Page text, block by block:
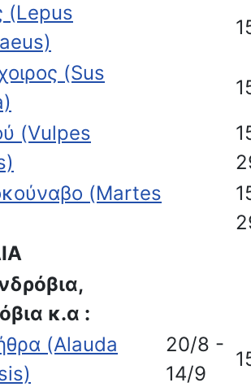
(Lepus
(Sus
(Vulpes
(Martes
κ.α :
(Alauda
20/8 -
14/9